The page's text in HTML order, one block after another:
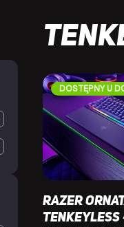
DOSTĘPNY U
Razer
Tenkeyless